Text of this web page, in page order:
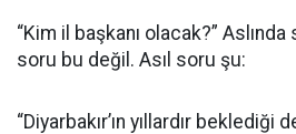
“Kim il başkanı olacak?”
soru bu değil. Asıl soru şu:
“Diyarbakır’ın yıllardır beklediği